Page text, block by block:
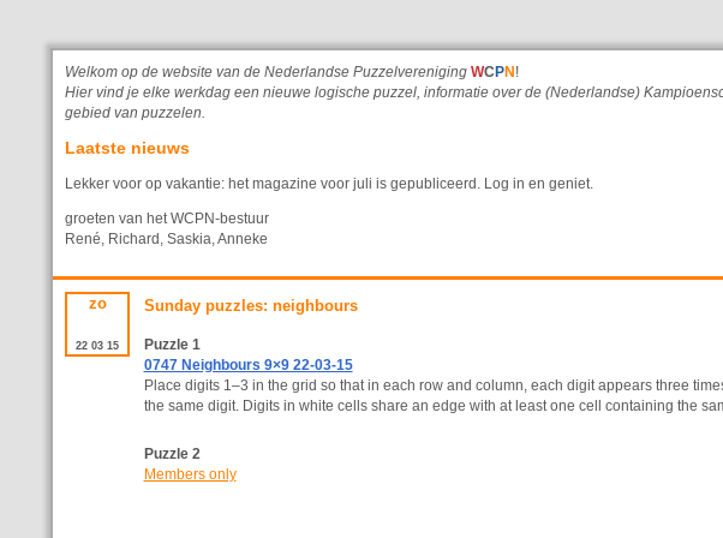
Welkom op de website van de Nederlandse Puzzelvereniging WC PN !
Hier vind je elke werkdag een nieuwe logische puzzel, informatie over de (Nederlandse)
gebied van puzzelen.
Laatste nieuws
Lekker voor op vakantie: het magazine voor juli is gepubliceerd. Log in en geniet.
groeten van het WCPN-bestuur
René, Richard, Saskia, Anneke
zo
22 03 15
Sunday puzzles: neighbours
Puzzle 1
0747 Neighbours 9×9 22-03-15
Place digits 1–3 in the grid so that in each row and column, each digit appears three
the same digit. Digits in white cells share an edge with at least one cell containing the
Puzzle 2
Members only